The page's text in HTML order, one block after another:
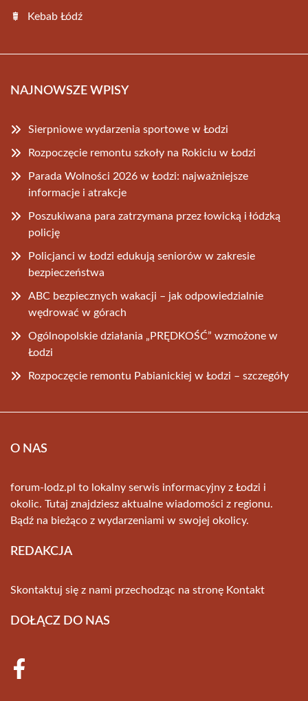
Kebab Łódź
NAJNOWSZE WPISY
Sierpniowe wydarzenia sportowe w Łodzi
Rozpoczęcie remontu szkoły na Rokiciu w Łodzi
Parada Wolności 2026 w Łodzi: najważniejsze
informacje i atrakcje
Poszukiwana para zatrzymana przez łowicką i łódzką
policję
Policjanci w Łodzi edukują seniorów w zakresie
bezpieczeństwa
ABC bezpiecznych wakacji – jak odpowiedzialnie
wędrować w górach
Ogólnopolskie działania „PRĘDKOŚĆ” wzmożone w
Łodzi
Rozpoczęcie remontu Pabianickiej w Łodzi – szczegóły
O NAS
forum-lodz.pl to lokalny serwis informacyjny z Łodzi i
okolic. Tutaj znajdziesz aktualne wiadomości z regionu.
Bądź na bieżąco z wydarzeniami w swojej okolicy.
REDAKCJA
Skontaktuj się z nami przechodząc na stronę Kontakt
DOŁĄCZ DO NAS